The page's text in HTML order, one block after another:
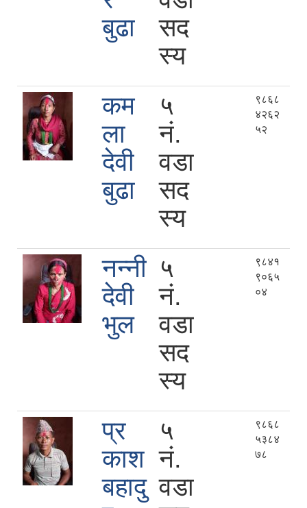
बुढा
सद
स्य
कम
ला
देवी
बुढा
५
नं.
वडा
सद
स्य
९८६८
४२६२
५२
नन्नी
देवी
भुल
५
नं.
वडा
सद
स्य
९८४१
९०६५
०४
प्र
काश
बहादु
५
नं.
वडा
९८६८
५३८४
७८